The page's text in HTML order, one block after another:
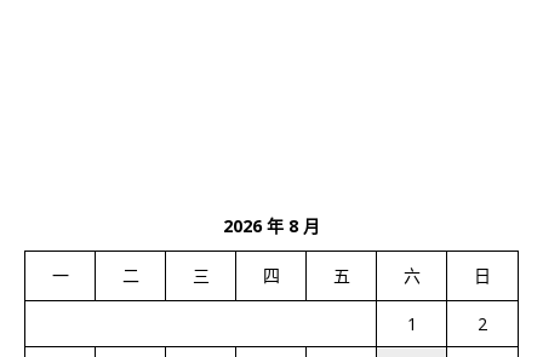
2026 年 8 月
一 二 三 四 五 六 日
1
2